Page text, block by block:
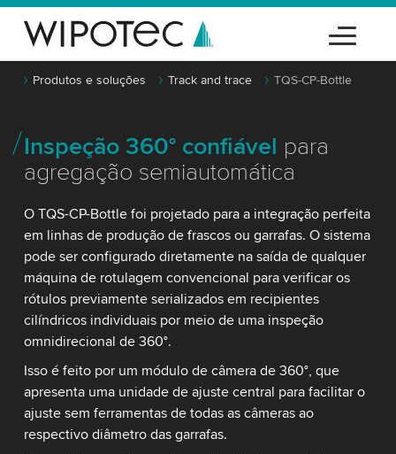
Produtos e soluções Track and trace TQS-CP-Bottle
Inspeção 360° confiável para
agregação semiautomática
O TQS-CP-Bottle foi projetado para a integração perfeita
em linhas de produção de frascos ou garrafas. O sistema
pode ser configurado diretamente na saída de qualquer
máquina de rotulagem convencional para verificar os
rótulos previamente serializados em recipientes
cilíndricos individuais por meio de uma inspeção
omnidirecional de 360°.
Isso é feito por um módulo de câmera de 360°, que
apresenta uma unidade de ajuste central para facilitar o
ajuste sem ferramentas de todas as câmeras ao
respectivo diâmetro das garrafas.